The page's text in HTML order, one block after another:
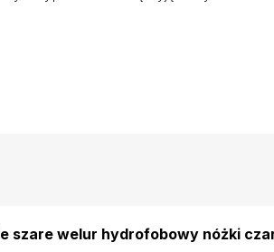
który wyróżnia łóżko Roule. Te
szare welur hydrofobowy nóżki